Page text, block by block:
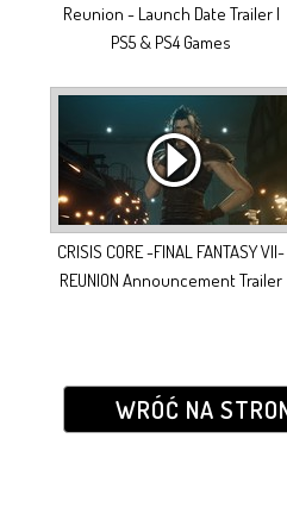
Reunion - Launch Date Trailer |
PS5 & PS4 Games
CRISIS CORE -FINAL FANTASY VII-
REUNION Announcement Trailer
WRÓĆ NA